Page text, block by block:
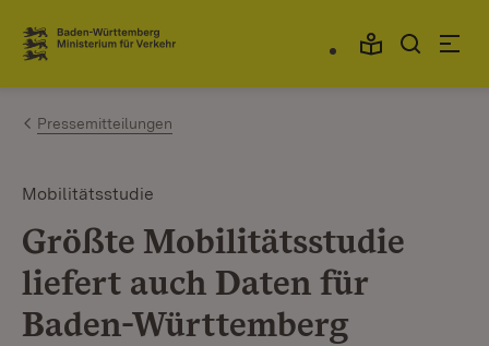
Zum Inhalt springen
Link zur Startseite
Pressemitteilungen
Mobilitätsstudie
Größte Mobilitätsstudie
liefert auch Daten für
Baden-Württemberg